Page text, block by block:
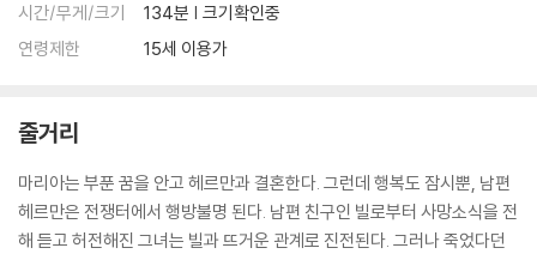
시간/무게/크기
134분 | 크기확인중
연령제한
15세 이용가
줄거리
마리아는 부푼 꿈을 안고 헤르만과 결혼한다. 그런데 행복도 잠시뿐, 남편
헤르만은 전쟁터에서 행방불명 된다. 남편 친구인 빌로부터 사망소식을 전
해 듣고 허전해진 그녀는 빌과 뜨거운 관계로 진전된다. 그러나 죽었다던